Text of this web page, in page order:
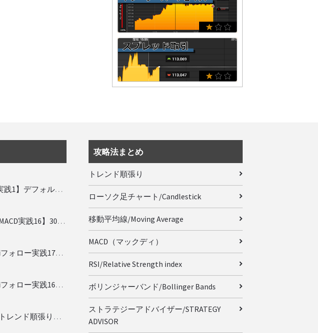
【アルゴビット実践1】デフォルト設定で30秒取引
勝てるBO攻略【MACD実践16】30秒取引で勝つには
勝てるBO攻略【iフォロー実践17】フォロワーの少ない人をフォローする
勝てるBO攻略【iフォロー実践16】勝てるトレーダーを見抜く
勝てるBO攻略【トレンド順張り実践35】下落からの反発を見極める
攻略法まとめ
トレンド順張り
ローソク足チャート/Candlestick
移動平均線/Moving Average
MACD（マックディ）
RSI/Relative Strength index
ボリンジャーバンド/Bollinger Bands
ストラテジーアドバイザー/STRATEGY
ADVISOR